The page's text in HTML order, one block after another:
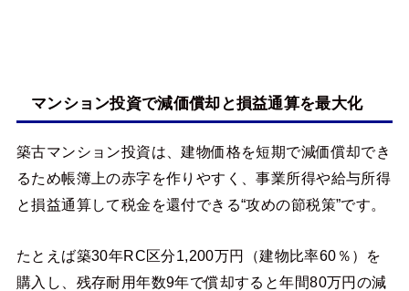
マンション投資で減価償却と損益通算を最大化
築古マンション投資は、建物価格を短期で減価償却でき
るため帳簿上の赤字を作りやすく、事業所得や給与所得
と損益通算して税金を還付できる“攻めの節税策”です。
たとえば築30年RC区分1,200万円（建物比率60％）を
購入し、残存耐用年数9年で償却すると年間80万円の減